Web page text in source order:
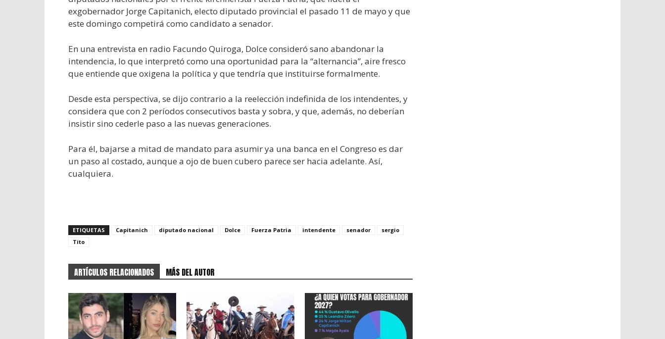
exgobernador Jorge Capitanich, electo diputado provincial el pasado 11 de mayo y que
este domingo competirá como candidato a senador.
En una entrevista en radio Facundo Quiroga, Dolce consideró sano abandonar la
intendencia, lo que interpretó como una oportunidad para la “alternancia”, aire fresco
que entiende que oxigena la política y que tendría que instituirse formalmente.
Desde esta perspectiva, se dijo contrario a la reelección indefinida de los intendentes, y
considera que con 2 períodos consecutivos basta y sobra, y que, además, no deberían
insistir sino cederle paso a las nuevas generaciones.
Para él, bajarse a mitad de mandato para asumir ya una banca en el Congreso es dar
un paso al costado, aunque a ojo de buen cubero parece ser hacia adelante. Así,
cualquiera.
ETIQUETAS Capitanich diputado nacional Dolce Fuerza Patria intendente senador
sergio
Tito
ARTÍCULOS RELACIONADOS MÁS DEL AUTOR